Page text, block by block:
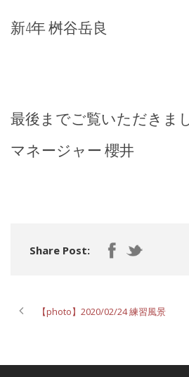
新4年 桝谷岳良
最後までご覧いただきま
マネージャー 櫻井
Share Post:
【photo】2020/02/24 練習風景